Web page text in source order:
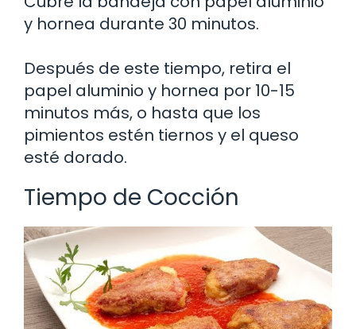
y hornea durante 30 minutos.
Después de este tiempo, retira el
papel aluminio y hornea por 10-15
minutos más, o hasta que los
pimientos estén tiernos y el queso
esté dorado.
Tiempo de Cocción